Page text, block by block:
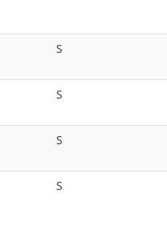
S
S
S
S